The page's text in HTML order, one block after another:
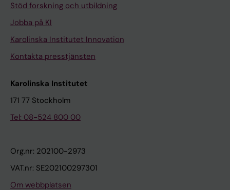
Stöd forskning och utbildning
Jobba på KI
Karolinska Institutet Innovation
Kontakta presstjänsten
Karolinska Institutet
171 77 Stockholm
Tel: 08-524 800 00
Org.nr: 202100-2973
VAT.nr: SE202100297301
Om webbplatsen